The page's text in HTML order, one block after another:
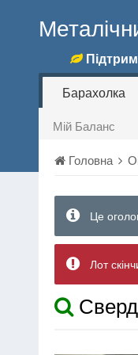
Барахолка
Мій Баланс
Головна
Це
Лот